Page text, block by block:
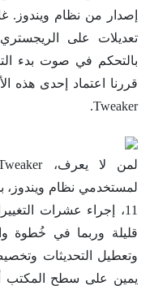
إصدار من نظام ويندوز.
تعديلات على الريجستري
بالتحكم في صوت بدء
Tweaker.
11، إجراء عشرات
قليلة وربما في خُطوة
وتعطيل التحديثات
يمين على سطح المكتب